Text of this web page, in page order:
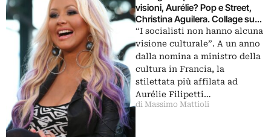
visioni, Aurélie? Pop e Street,
Christina Aguilera. Collage su
Constable per il figlio perduto
“I socialisti non hanno alcuna
visione culturale”. A un anno
dalla nomina a ministro della
cultura in Francia, la
stilettata più affilata ad
Aurélie Filipetti…
di Massimo Mattioli